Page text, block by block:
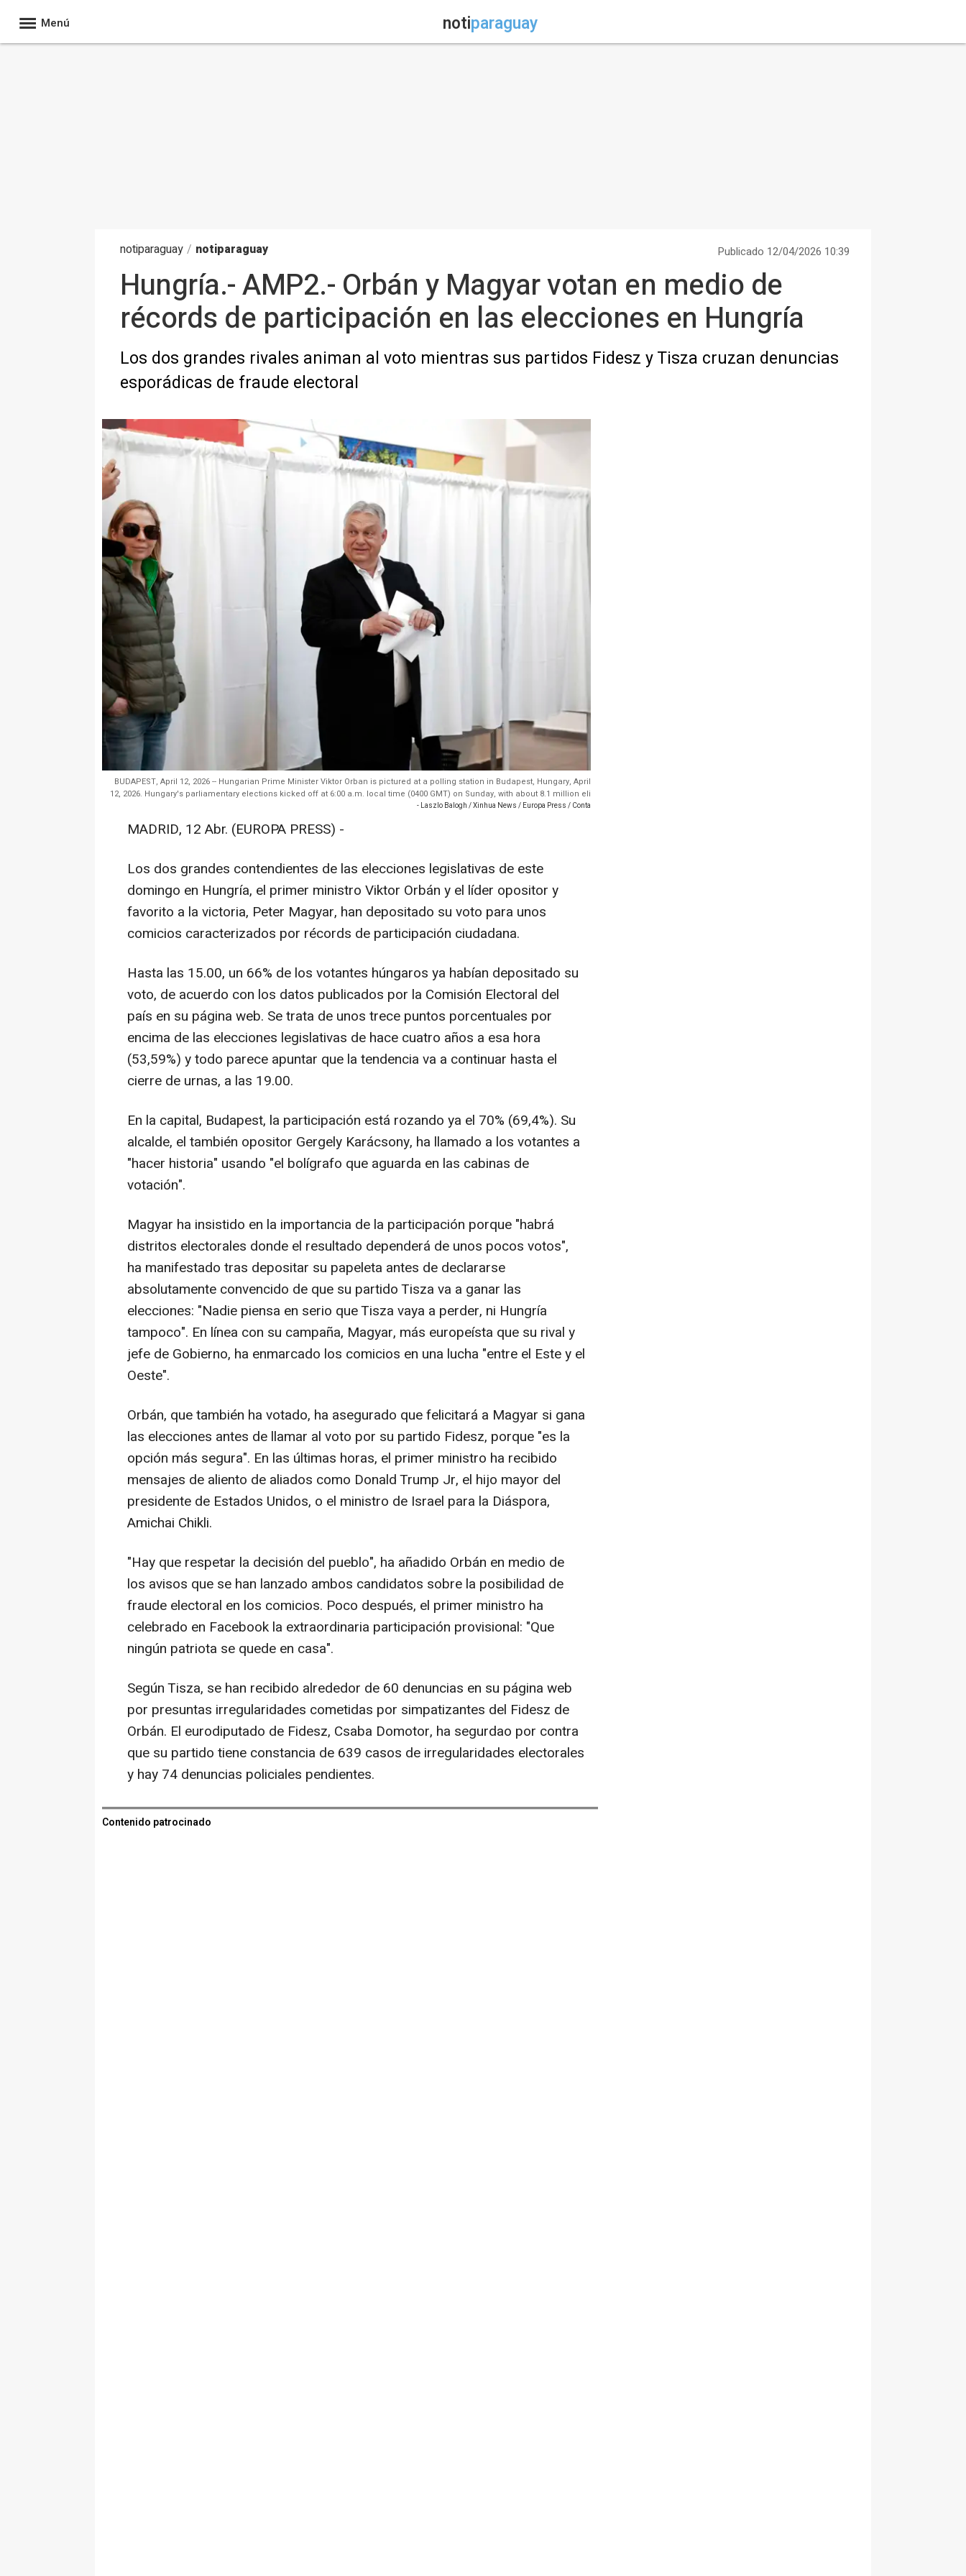
Menú notiparaguay
notiparaguay / notiparaguay Publicado 12/04/2026 10:39
Hungría.- AMP2.- Orbán y Magyar votan en medio de
récords de participación en las elecciones en Hungría
Los dos grandes rivales animan al voto mientras sus partidos Fidesz y Tisza cruzan denuncias
esporádicas de fraude electoral
BUDAPEST, April 12, 2026 -- Hungarian Prime Minister Viktor Orban is pictured at a polling station in Budapest, Hungary, April
12, 2026. Hungary's parliamentary elections kicked off at 6:00 a.m. local time (0400 GMT) on Sunday, with about 8.1 million eli
- Laszlo Balogh / Xinhua News / Europa Press / Conta
MADRID, 12 Abr. (EUROPA PRESS) -
Los dos grandes contendientes de las elecciones legislativas de este
domingo en Hungría, el primer ministro Viktor Orbán y el líder opositor y
favorito a la victoria, Peter Magyar, han depositado su voto para unos
comicios caracterizados por récords de participación ciudadana.
Hasta las 15.00, un 66% de los votantes húngaros ya habían depositado su
voto, de acuerdo con los datos publicados por la Comisión Electoral del
país en su página web. Se trata de unos trece puntos porcentuales por
encima de las elecciones legislativas de hace cuatro años a esa hora
(53,59%) y todo parece apuntar que la tendencia va a continuar hasta el
cierre de urnas, a las 19.00.
En la capital, Budapest, la participación está rozando ya el 70% (69,4%). Su
alcalde, el también opositor Gergely Karácsony, ha llamado a los votantes a
"hacer historia" usando "el bolígrafo que aguarda en las cabinas de
votación".
Magyar ha insistido en la importancia de la participación porque "habrá
distritos electorales donde el resultado dependerá de unos pocos votos",
ha manifestado tras depositar su papeleta antes de declararse
absolutamente convencido de que su partido Tisza va a ganar las
elecciones: "Nadie piensa en serio que Tisza vaya a perder, ni Hungría
tampoco". En línea con su campaña, Magyar, más europeísta que su rival y
jefe de Gobierno, ha enmarcado los comicios en una lucha "entre el Este y el
Oeste".
Orbán, que también ha votado, ha asegurado que felicitará a Magyar si gana
las elecciones antes de llamar al voto por su partido Fidesz, porque "es la
opción más segura". En las últimas horas, el primer ministro ha recibido
mensajes de aliento de aliados como Donald Trump Jr, el hijo mayor del
presidente de Estados Unidos, o el ministro de Israel para la Diáspora,
Amichai Chikli.
"Hay que respetar la decisión del pueblo", ha añadido Orbán en medio de
los avisos que se han lanzado ambos candidatos sobre la posibilidad de
fraude electoral en los comicios. Poco después, el primer ministro ha
celebrado en Facebook la extraordinaria participación provisional: "Que
ningún patriota se quede en casa".
Según Tisza, se han recibido alrededor de 60 denuncias en su página web
por presuntas irregularidades cometidas por simpatizantes del Fidesz de
Orbán. El eurodiputado de Fidesz, Csaba Domotor, ha segurdao por contra
que su partido tiene constancia de 639 casos de irregularidades electorales
y hay 74 denuncias policiales pendientes.
Contenido patrocinado